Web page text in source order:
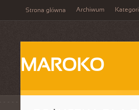
Strona główna Archiwum
MAROKO